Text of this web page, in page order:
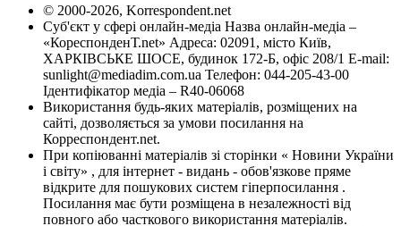
© 2000-2026, Korrespondent.net
Суб'єкт у сфері онлайн-медіа Назва онлайн-медіа –
«КореспонденТ.net» Адреса: 02091, місто Київ,
ХАРКІВСЬКЕ ШОСЕ, будинок 172-Б, офіс 208/1 E-mail:
sunlight@mediadim.com.ua Телефон: 044-205-43-00
Ідентифікатор медіа – R40-06068
Використання будь-яких матеріалів, розміщених на
сайті, дозволяється за умови посилання на
Корреспондент.net.
При копіюванні матеріалів зі сторінки « Новини України
і світу» , для інтернет - видань - обов'язкове пряме
відкрите для пошукових систем гіперпосилання .
Посилання має бути розміщена в незалежності від
повного або часткового використання матеріалів.